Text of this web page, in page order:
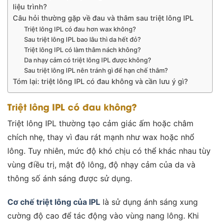
liệu trình?
Câu hỏi thường gặp về đau và thâm sau triệt lông IPL
Triệt lông IPL có đau hơn wax không?
Sau triệt lông IPL bao lâu thì da hết đỏ?
Triệt lông IPL có làm thâm nách không?
Da nhạy cảm có triệt lông IPL được không?
Sau triệt lông IPL nên tránh gì để hạn chế thâm?
Tóm lại: triệt lông IPL có đau không và cần lưu ý gì?
Triệt lông IPL có đau không?
Triệt lông IPL thường tạo cảm giác ấm hoặc châm
chích nhẹ, thay vì đau rát mạnh như wax hoặc nhổ
lông. Tuy nhiên, mức độ khó chịu có thể khác nhau tùy
vùng điều trị, mật độ lông, độ nhạy cảm của da và
thông số ánh sáng được sử dụng.
Cơ chế triệt lông của IPL là sử dụng ánh sáng xung
cường độ cao để tác động vào vùng nang lông. Khi